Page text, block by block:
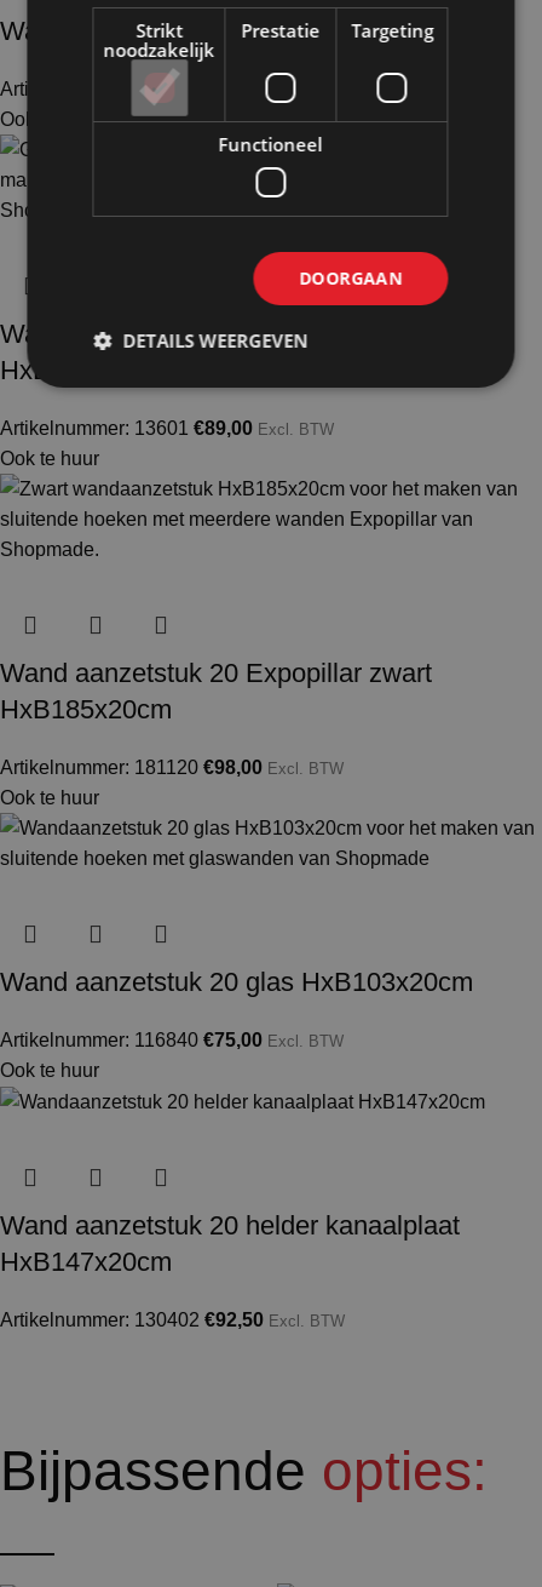
Wand aanzetstuk 20 wit HxB206x20cm
Artikelnummer: 10604
Ook te huur
Wand aanzetstuk 20 volledig zwart
HxB144x20cm
Artikelnummer: 13601 €89,00 Excl. BTW
Ook te huur
Wand aanzetstuk 20 Expopillar zwart
HxB185x20cm
Artikelnummer: 181120 €98,00 Excl. BTW
Ook te huur
Wand aanzetstuk 20 glas HxB103x20cm
Artikelnummer: 116840 €75,00 Excl. BTW
Ook te huur
Wand aanzetstuk 20 helder kanaalplaat
HxB147x20cm
Artikelnummer: 130402 €92,50 Excl. BTW
Bijpassende opties:
Strikt
noodzakelijk
Prestatie Targeting
Functioneel
DOORGAAN
DETAILS WEERGEVEN